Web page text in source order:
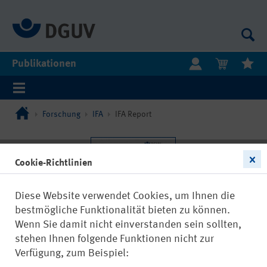
Publikationen
Forschung IFA IFA Report
Cookie-Richtlinien
Diese Website verwendet Cookies, um Ihnen die
bestmögliche Funktionalität bieten zu können.
Wenn Sie damit nicht einverstanden sein sollten,
stehen Ihnen folgende Funktionen nicht zur
Verfügung, zum Beispiel: